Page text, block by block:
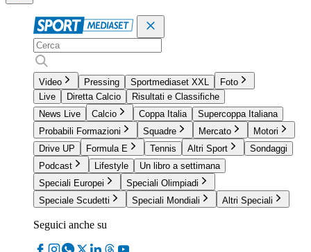
Video Pressing Sportmediaset XXL
Foto
Live
Diretta Calcio
Risultati e Classifiche
News Live
Calcio Coppa Italia
Supercoppa Italiana
Probabili Formazioni
Squadre Mercato
Motori
Drive UP
Formula E Tennis Altri Sport
Sondaggi
Podcast
Lifestyle
Un libro a settimana
Speciali Europei
Speciali Olimpiadi
Speciale Scudetti
Speciali Mondiali Altri Speciali
Seguici anche su